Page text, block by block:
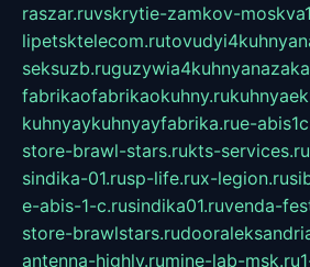
raszar.ruvskrytie-zamkov-
lipetsktelecom.ru
seksuzb.ru
fabrikaofabrikaokuhny.ru
kuhnyaykuhnyayfabrika.rue-
store-brawl-stars.rukts-services.ru
sindika-01.rusp-life.rux-legion.ru
e-abis-1-c.rusindika01.ruvenda-
store-brawlstars.ru
antenna-highly.rumine-lab-msk.ru